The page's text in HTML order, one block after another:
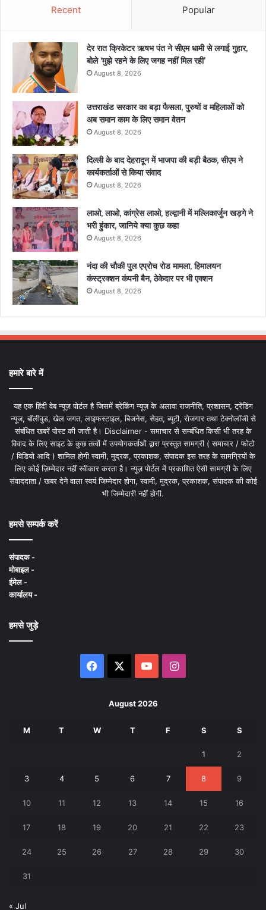
Recent Popular
देर रात क्रिकेटर ऋषभ पंत ने सीएम धामी से लगाई गुहार,
बोले ‘मुझे रहने के लिए जगह नहीं मिल रही’
August 8, 2026
उत्तराखंड सरकार का बड़ा फैसला, पुरुषों व महिलाओं को
अब समान काम के लिए समान वेतन
August 8, 2026
दिल्ली के बाद देहरादून में भाजपा की बड़ी बैठक, सीएम ने
कार्यकर्ताओं से किया संवाद
August 8, 2026
लाओ, लाओ, कांग्रेस लाओ, हल्द्वानी में मल्लिकार्जुन खड़गे ने
भरी हुंकार, जानिये क्या कुछ कहा
August 8, 2026
नंदा की चौकी पुल एप्रोच रोड मामला, हिमालयन
कंस्ट्रक्शन कंपनी बैन, ठेकेदार पर भी एक्शन
August 8, 2026
हमारे बारे में
यह एक हिंदी वेब न्यूज़ पोर्टल है जिसमें ब्रेकिंग न्यूज़ के अलावा राजनीति, प्रशासन, ट्रेंडिंग
न्यूज, बॉलीवुड, खेल जगत, लाइफस्टाइल, बिजनेस, सेहत, ब्यूटी, रोजगार तथा टेक्नोलॉजी से
संबंधित खबरें पोस्ट की जाती है। Disclaimer - समाचार से सम्बंधित किसी भी तरह के
विवाद के लिए साइट के कुछ तत्वों में उपयोगकर्ताओं द्वारा प्रस्तुत सामग्री ( समाचार / फोटो
/ विडियो आदि ) शामिल होगी स्वामी, मुद्रक, प्रकाशक, संपादक इस तरह के सामग्रियों के
लिए कोई ज़िम्मेदार नहीं स्वीकार करता है। न्यूज़ पोर्टल में प्रकाशित ऐसी सामग्री के लिए
संवाददाता / खबर देने वाला स्वयं जिम्मेदार होगा, स्वामी, मुद्रक, प्रकाशक, संपादक की कोई
भी जिम्मेदारी नहीं होगी.
हमसे सम्पर्क करें
संपादक -
मोबाइल -
ईमेल -
कार्यालय -
हमसे जुड़े
Facebook YouTubeInstagram
August 2026
M T W T F S S
1 2
3 4 5 6 7 8 9
10 11 12 13 14 15 16
17 18 19 20 21 22 23
24 25 26 27 28 29 30
31
« Jul